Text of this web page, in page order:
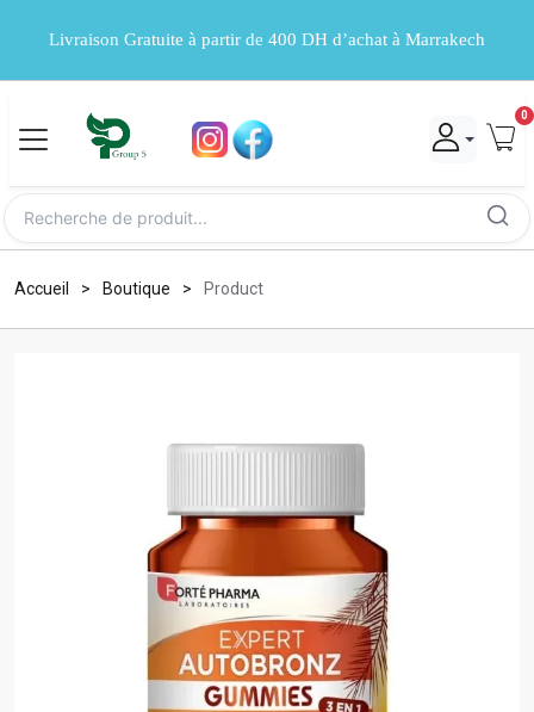
Livraison Gratuite à partir de 400 DH d’achat à Marrakech
0
Accueil Boutique Product